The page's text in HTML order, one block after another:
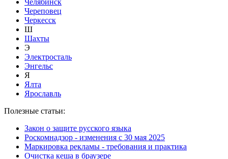
Челябинск
Череповец
Черкесск
Ш
Шахты
Э
Электросталь
Энгельс
Я
Ялта
Ярославль
Полезные статьи:
Закон о защите русского языка
Роскомнадзор - изменения с 30 мая 2025
Маркировка рекламы - требования и практика
Очистка кеша в браузере